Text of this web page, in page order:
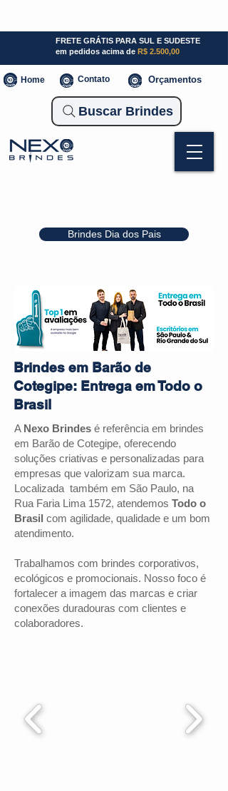
Brindes Dia dos Pais
FRETE GRÁTIS PARA SUL E SUDESTE
em pedidos acima de R$ 2.500,00
Home Contato Orçamentos
Buscar Brindes
Brindes em Barão de
Cotegipe: Entrega em Todo o
Brasil
A Nexo Brindes é referência em brindes
em Barão de Cotegipe, oferecendo
soluções criativas e personalizadas para
empresas que valorizam sua marca.
Localizada também em São Paulo, na
Rua Faria Lima 1572, atendemos Todo o
Brasil com agilidade, qualidade e um bom
atendimento.
Trabalhamos com brindes corporativos,
ecológicos e promocionais. Nosso foco é
fortalecer a imagem das marcas e criar
conexões duradouras com clientes e
colaboradores.